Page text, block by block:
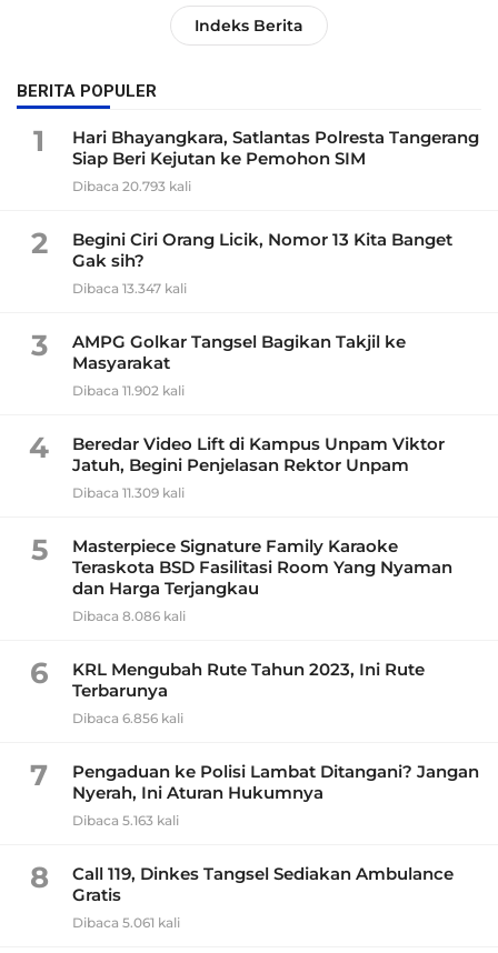
Indeks Berita
BERITA POPULER
1
Hari Bhayangkara, Satlantas Polresta Tangerang
Siap Beri Kejutan ke Pemohon SIM
Dibaca 20.793 kali
2
Begini Ciri Orang Licik, Nomor 13 Kita Banget
Gak sih?
Dibaca 13.347 kali
3
AMPG Golkar Tangsel Bagikan Takjil ke
Masyarakat
Dibaca 11.902 kali
4
Beredar Video Lift di Kampus Unpam Viktor
Jatuh, Begini Penjelasan Rektor Unpam
Dibaca 11.309 kali
5
Masterpiece Signature Family Karaoke
Teraskota BSD Fasilitasi Room Yang Nyaman
dan Harga Terjangkau
Dibaca 8.086 kali
6
KRL Mengubah Rute Tahun 2023, Ini Rute
Terbarunya
Dibaca 6.856 kali
7
Pengaduan ke Polisi Lambat Ditangani? Jangan
Nyerah, Ini Aturan Hukumnya
Dibaca 5.163 kali
8
Call 119, Dinkes Tangsel Sediakan Ambulance
Gratis
Dibaca 5.061 kali